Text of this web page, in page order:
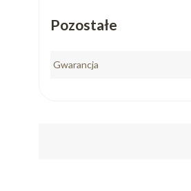
Pozostałe
Gwarancja